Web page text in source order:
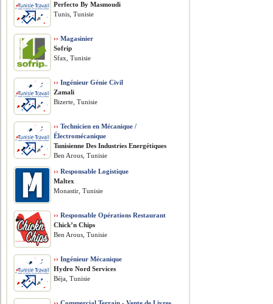
Perfecto By Masmoudi
Tunis, Tunisie
›› Magasinier
Sofrip
Sfax, Tunisie
›› Ingénieur Génie Civil
Zamali
Bizerte, Tunisie
›› Technicien en Mécanique /
Électromécanique
Tunisienne Des Industries Energétiques
Ben Arous, Tunisie
›› Responsable Logistique
Maltex
Monastir, Tunisie
›› Responsable Opérations Restaurant
Chick’n Chips
Ben Arous, Tunisie
›› Ingénieur Mécanique
Hydro Nord Services
Béja, Tunisie